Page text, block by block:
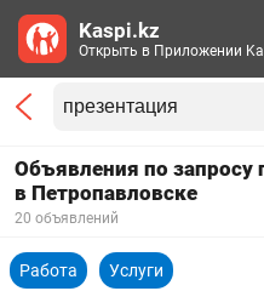
Объявления по запросу
в Петропавловске
20 объявлений
Работа Услуги
Kaspi.kz
Открыть в Приложении